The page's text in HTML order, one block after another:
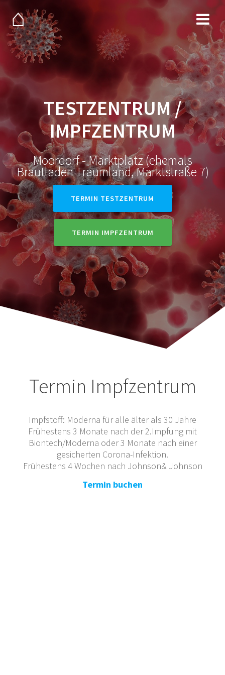
springen
⌂
TESTZENTRUM /
IMPFZENTRUM
Moordorf - Marktplatz (ehemals
Brautladen Traumland, Marktstraße 7)
TERMIN TESTZENTRUM
TERMIN IMPFZENTRUM
Termin Impfzentrum
Impfstoff: Moderna für alle älter als 30 Jahre
Frühestens 3 Monate nach der 2.Impfung mit
Biontech/Moderna oder 3 Monate nach einer
gesicherten Corona-Infektion.
Frühestens 4 Wochen nach Johnson& Johnson
Termin buchen